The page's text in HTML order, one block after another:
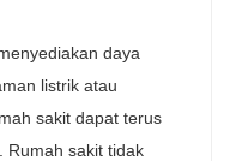
daya
listrik atau
sakit dapat terus
Rumah sakit tidak